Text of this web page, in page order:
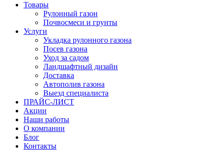
Товары
Рулонный газон
Почвосмеси и грунты
Услуги
Укладка рулонного газона
Посев газона
Уход за садом
Ландшафтный дизайн
Доставка
Автополив газона
Выезд специалиста
ПРАЙС-ЛИСТ
Акции
Наши работы
О компании
Блог
Контакты